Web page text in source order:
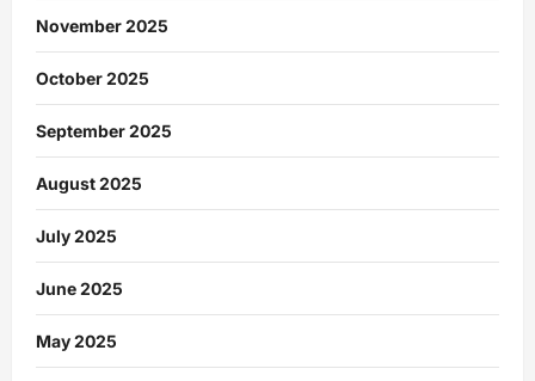
November 2025
October 2025
September 2025
August 2025
July 2025
June 2025
May 2025